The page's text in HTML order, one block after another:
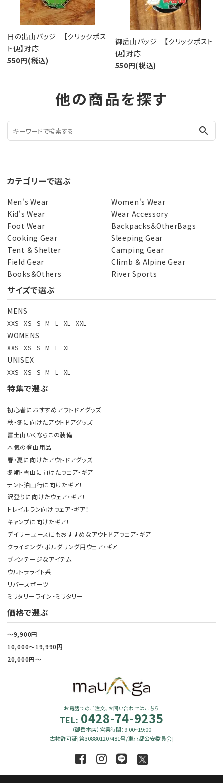
日の出山バッジ 【クリックポス
ト便】対応
550円(税込)
御岳山バッジ 【クリックポスト
便】対応
550円(税込)
他の商品を探す
search
カテゴリーで選ぶ
Men's Wear
Women's Wear
Kid's Wear
Wear Accessory
Foot Wear
Backpacks＆OtherBags
Cooking Gear
Sleeping Gear
Tent ＆ Shelter
Camping Gear
Field Gear
Climb ＆ Alpine Gear
Books＆Others
River Sports
サイズで選ぶ
MENS
XXS XS S M L XL XXL
WOMENS
XXS XS S M L XL
UNISEX
XXS XS S M L XL
特集で選ぶ
初心者におすすめアウトドアグッズ
秋・冬に向けたアウトドアグッズ
富士山いくならこの装備
本気の登山用品
春・夏に向けたアウトドアグッズ
冬期・雪山に向けたウェア・ギア
テント泊山行に向けたギア！
沢登りに向けたウェア・ギア！
トレイルラン向けウェア・ギア！
キャンプに向けたギア！
デイリーユースにもおすすめなアウトドアウェア・ギア
クライミング・ボルダリング用ウェア・ギア
ヴィンテージなアイテム
ウルトラライト系
リバースポーツ
ミリタリーライン・ミリタリー
価格で選ぶ
～9,900円
10,000～19,990円
20,000円～
お電話でのご注文、お問い合わせはこちら
TEL: 0428-74-9235
（御岳本店）営業時間：9:00~19:00
古物許可証[第308801207481号/東京都公安委員会]